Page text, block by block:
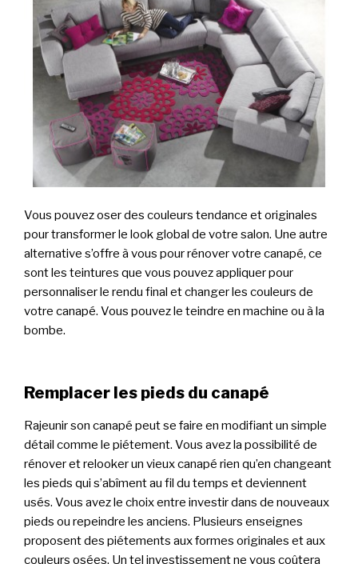
Vous pouvez oser des couleurs tendance et originales
pour transformer le look global de votre salon. Une autre
alternative s’offre à vous pour rénover votre canapé, ce
sont les teintures que vous pouvez appliquer pour
personnaliser le rendu final et changer les couleurs de
votre canapé. Vous pouvez le teindre en machine ou à la
bombe.
Remplacer les pieds du canapé
Rajeunir son canapé peut se faire en modifiant un simple
détail comme le piétement. Vous avez la possibilité de
rénover et relooker un vieux canapé rien qu’en changeant
les pieds qui s’abîment au fil du temps et deviennent
usés. Vous avez le choix entre investir dans de nouveaux
pieds ou repeindre les anciens. Plusieurs enseignes
proposent des piétements aux formes originales et aux
couleurs osées. Un tel investissement ne vous coûtera